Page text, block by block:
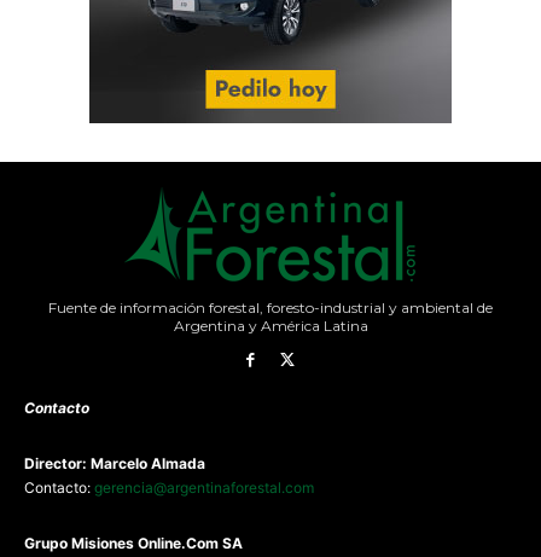
Fuente de información forestal, foresto-industrial y ambiental de
Argentina y América Latina
Contacto
Director: Marcelo Almada
Contacto: gerencia@argentinaforestal.com
Grupo Misiones Online.Com SA